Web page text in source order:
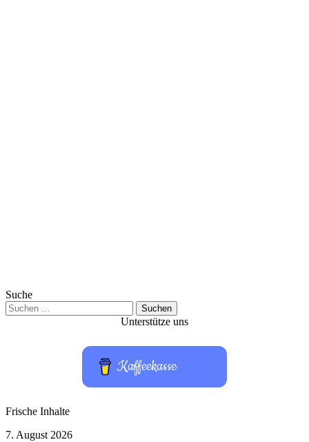
Suche
Suchen
nach:
Unterstütze uns
Kaffeekasse
Frische Inhalte
HBO
7. August 2026